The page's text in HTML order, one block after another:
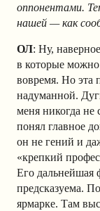
оппонентами.
нашей — как
ОЛ: Ну,
в которые можно
вовремя. Но эта
надуманной.
меня никогда
понял главное
он не гений и
«крепкий
Его дальнейшая
предсказуема.
ярмарке. Там